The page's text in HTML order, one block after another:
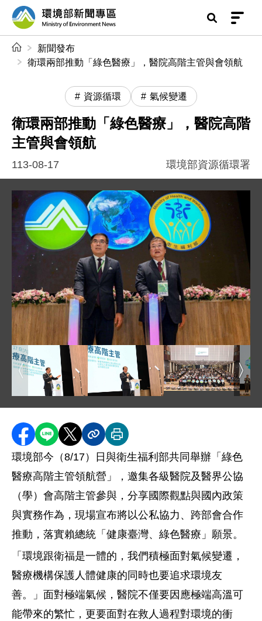
前往中央內容區塊
環境部新聞專區
新聞發布
衛環兩部推動「綠色醫療」，醫院高階主管與會領航
資源循環 氣候變遷
衛環兩部推動「綠色醫療」，醫院高階
主管與會領航
113-08-17 環境部資源循環署
圖片說明：環境部彭啓明部長與衛生福利部邱泰源部
圖片說明：綠色醫
分享至 Facebook
分享到 LINE
分享到 X分享內容連結
列印本頁
環境部今（8/17）日與衛生福利部共同舉辦「綠色
醫療高階主管領航營」，邀集各級醫院及醫界公協
（學）會高階主管參與，分享國際觀點與國內政策
與實務作為，現場宣布將以公私協力、跨部會合作
推動，落實賴總統「健康臺灣、綠色醫療」願景。
「環境跟衛福是一體的，我們積極面對氣候變遷，
醫療機構保護人體健康的同時也要追求環境友
善。」面對極端氣候，醫院不僅要因應極端高溫可
能帶來的繁忙，更要面對在救人過程對環境的衝